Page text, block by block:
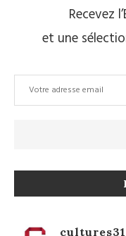
Recevez
et une
cultures31